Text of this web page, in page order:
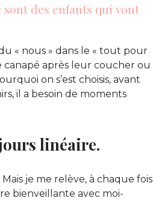
sont des enfants qui vont
« nous » dans le « tout pour
canapé après leur coucher ou
on s’est choisis, avant
il a besoin de moments
linéaire.
je me relève, à chaque fois
bienveillante avec moi-